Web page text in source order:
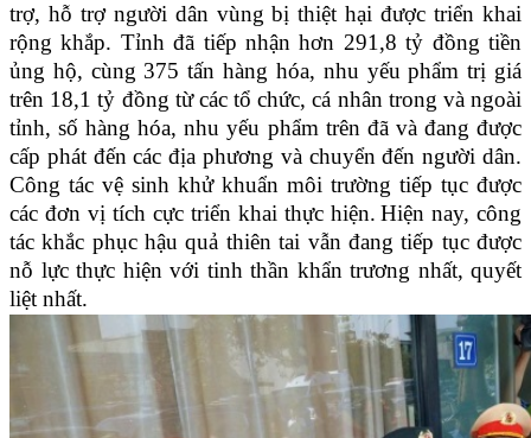
trợ, hỗ trợ người dân vùng bị thiệt hại được triển khai
rộng khắp. Tỉnh đã tiếp nhận hơn 291,8 tỷ đồng tiền
ủng hộ, cùng 375 tấn hàng hóa, nhu yếu phẩm trị giá
trên 18,1 tỷ đồng từ các tổ chức, cá nhân trong và ngoài
tỉnh, số hàng hóa, nhu yếu phẩm trên đã và đang được
cấp phát đến các địa phương và chuyển đến người dân.
Công tác vệ sinh khử khuẩn môi trường tiếp tục được
các đơn vị tích cực triển khai thực hiện. Hiện nay, công
tác khắc phục hậu quả thiên tai vẫn đang tiếp tục được
nỗ lực thực hiện với tinh thần khẩn trương nhất, quyết
liệt nhất.